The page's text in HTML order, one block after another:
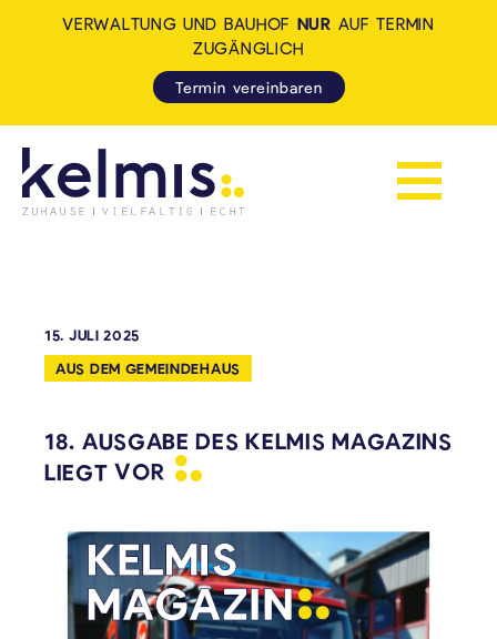
Navigation
VERWALTUNG UND BAUHOF NUR AUF TERMIN
ZUGÄNGLICH
Termin vereinbaren
15. JULI 2025
AUS DEM GEMEINDEHAUS
18. AUSGABE DES KELMIS MAGAZINS
LIEGTVOR